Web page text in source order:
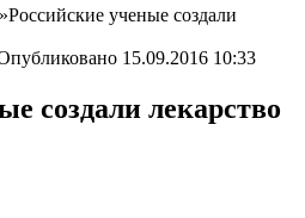
»Российские ученые создали
15.09.2016 10:33
создали лекарство